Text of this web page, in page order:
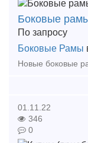
Боковые
По запросу
Боковые Рамы
01.11.22
346
0